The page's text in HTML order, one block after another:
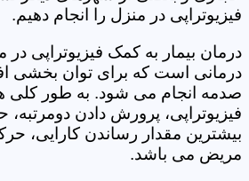
فیزیوتراپی در منزل را انجام دهیم.
درمان بیمار به کمک فیزیوتراپی
درمانی است که برای توان بخشی
صدمه انجام می شود. به طور کلی
فیزیوتراپی، پرورش دادن
بیشترین مقدار رساندن کارایی،
مریض می باشد.